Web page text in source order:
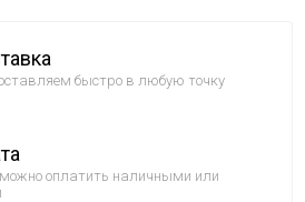
быстро в любую точку
оплатить наличными или